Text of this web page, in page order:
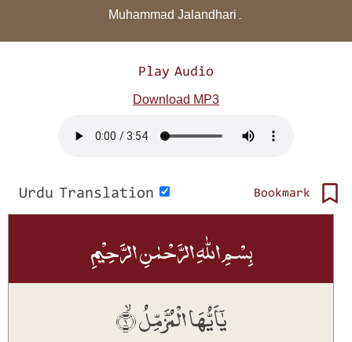
Play Audio
Download MP3
Urdu Translation
بِسۡمِ اللّٰہِ الرَّحۡمٰنِ الرَّحِیۡمِ
یٰۤاَیُّہَا الۡمُزَّمِّلُ ۙ﴿۱﴾